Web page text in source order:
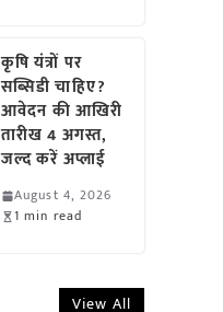
कृषि यंत्रों पर
सब्सिडी चाहिए?
आवेदन की आखिरी
तारीख 4 अगस्त,
जल्द करें अप्लाई
August 4, 2026
1 min read
View All